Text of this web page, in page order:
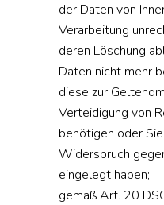
der Daten von
Verarbeitung
deren Löschung
Daten nicht mehr
diese zur
Verteidigung von
benötigen oder
Widerspruch
eingelegt haben;
gemäß Art. 20